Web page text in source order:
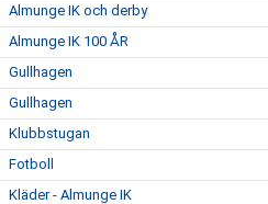
Almunge IK och derby
Almunge IK 100 ÅR
Gullhagen
Gullhagen
Klubbstugan
Fotboll
Kläder - Almunge IK